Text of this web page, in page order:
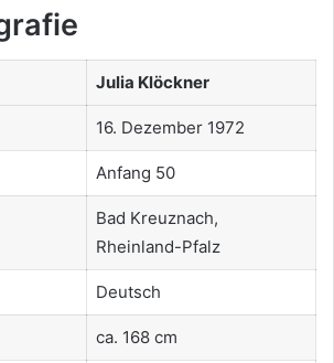
Julia Klöckner
16. Dezember 1972
Anfang 50
Bad Kreuznach,
Rheinland-Pfalz
Deutsch
ca. 168 cm